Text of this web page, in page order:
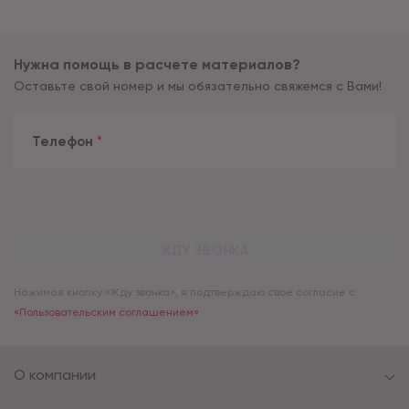
Нужна помощь в расчете материалов?
Оставьте свой номер и мы обязательно свяжемся с Вами!
Телефон *
Нажимая кнопку «Жду звонка», я подтверждаю свое согласие с
«Пользовательским соглашением»
О компании